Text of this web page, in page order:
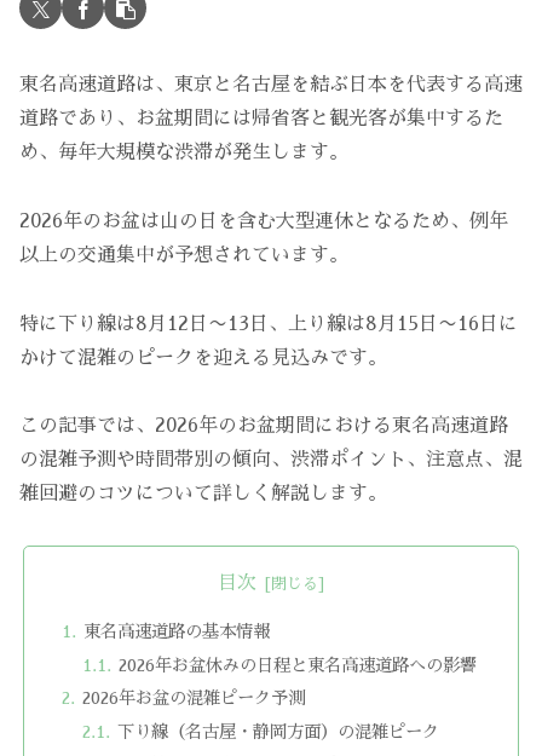
東名高速道路は、東京と名古屋を結ぶ日本を代表する高速
道路であり、お盆期間には帰省客と観光客が集中するた
め、毎年大規模な渋滞が発生します。
2026年のお盆は山の日を含む大型連休となるため、例年
以上の交通集中が予想されています。
特に下り線は8月12日〜13日、上り線は8月15日〜16日に
かけて混雑のピークを迎える見込みです。
この記事では、2026年のお盆期間における東名高速道路
の混雑予測や時間帯別の傾向、渋滞ポイント、注意点、混
雑回避のコツについて詳しく解説します。
目次
東名高速道路の基本情報
2026年お盆休みの日程と東名高速道路への影響
2026年お盆の混雑ピーク予測
下り線（名古屋・静岡方面）の混雑ピーク